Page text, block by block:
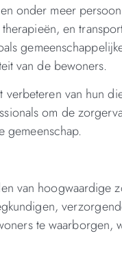
onder meer
en
van de bewoners.
van hun
om de
gemeenschap.
van hoogwaardige
te waarborgen,